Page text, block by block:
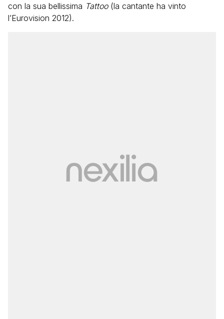
con la sua bellissima Tattoo(la cantante ha vinto
l’Eurovision 2012).